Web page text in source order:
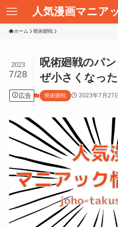
人気漫画マニア
ホーム 呪術廻戦
呪術廻戦のパ
ぜ小さくなった
2023
7/28
広告 呪術廻戦 2023年7月27